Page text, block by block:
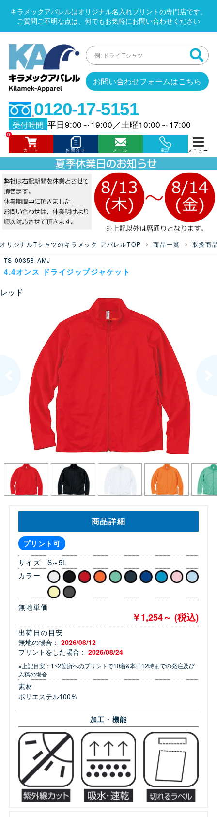
キラメックアパレルはオリジナル名入れプリントの専門店です。
ご質問ご不明な点は、何でもお気軽にお問い合わせください
お問い合わせフォームはこちら
0120-17-5151
受付時間 平日9:00～19:00／土曜10:00～17:00
カート
0
お問合せ メール 電話 メニュー
オリジナルTシャツのキラメック アパレルTOP 商品一覧
取扱商
TS-00358-AMJ
4.4オンス ドライジップジャケット
レッド
商品詳細
プリント可
サイズ
S～5L
カラー
無地単価
￥1,254～ (税込)
出荷日の目安
無地の場合： 2026/08/12
プリントをした場合： 2026/08/24
※上記目安：1~2箇所へのプリントで10着&本日12時までの発注及び
入稿の場合
素材
ポリエステル100％
加工・機能